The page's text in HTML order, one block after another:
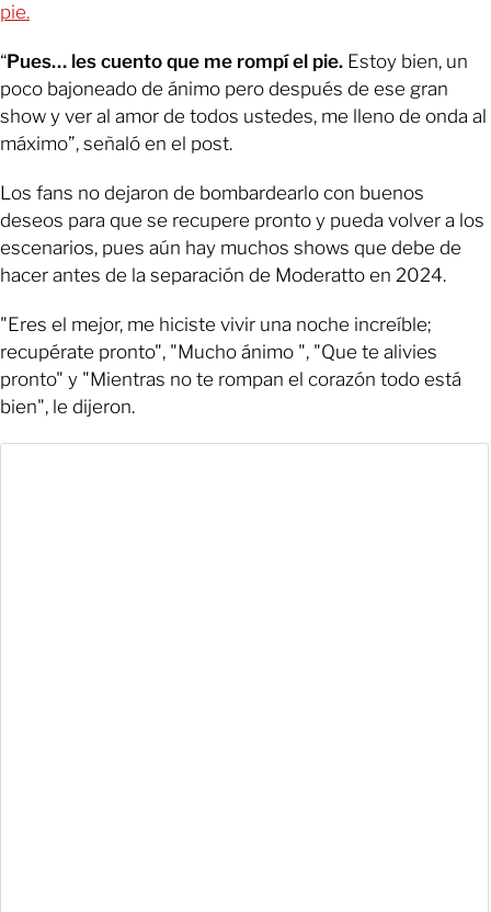
pie.
“Pues… les cuento que me rompí el pie. Estoy bien, un
poco bajoneado de ánimo pero después de ese gran
show y ver al amor de todos ustedes, me lleno de onda al
máximo”, señaló en el post.
Los fans no dejaron de bombardearlo con buenos
deseos para que se recupere pronto y pueda volver a los
escenarios, pues aún hay muchos shows que debe de
hacer antes de la separación de Moderatto en 2024.
"Eres el mejor, me hiciste vivir una noche increíble;
recupérate pronto", "Mucho ánimo ", "Que te alivies
pronto" y "Mientras no te rompan el corazón todo está
bien", le dijeron.